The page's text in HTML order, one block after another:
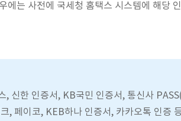
에는 사전에 국세청 홈택스 시스템에 해당
, 신한 인증서, KB국민 인증서, 통신사
, 페이코, KEB하나 인증서, 카카오톡 인증